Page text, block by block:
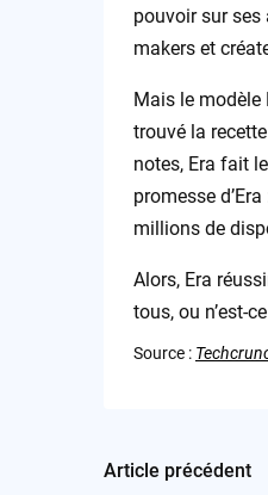
pouvoir sur ses
makers et
Mais le modèle
trouvé la
notes, Era fait
promesse
millions de
Alors, Era
tous, ou n’est-
Source :
Post
Article précédent